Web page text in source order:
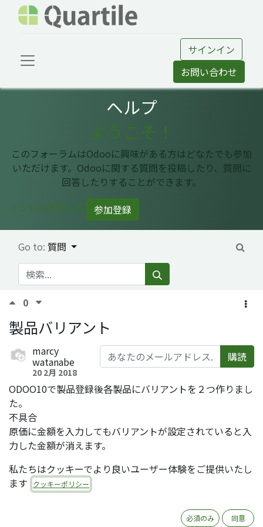
サインイン
お問い合わせ
ヘルプ
ようこそ！
このフォーラムはOdooに興味がある方はどなたでも参加
いただけます。Odooに関する質問を投稿したり、質問に
回答したりすることができます。
イントロを閉じる
参加登録
Go to: 質問
0
製品バリアント
marcy
watanabe
20 2月 2018
購読
ODOO10で製品登録後各製品にバリアントを２つ作りまし
た。
不具合
原価に金額を入力してもバリアントが設定されていると入
力した金額が消えます。
アント金額が合計されて表示されてしまいます。
私の設定方法が何か間違っているでしょうか？
私たちはクッキーでより良いユーザー体験をご提供いたし
ます
クッキーポリシー
必須のみ 同意